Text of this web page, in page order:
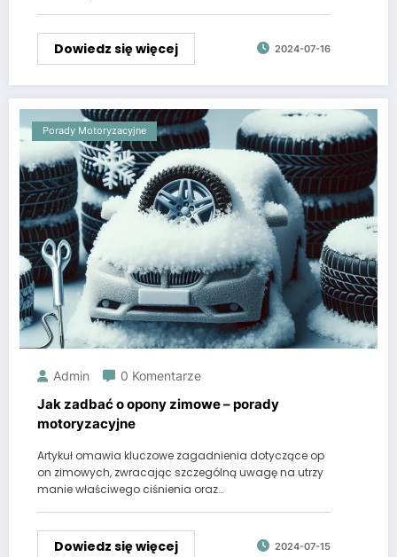
Dowiedz się więcej 2024-07-16
Porady Motoryzacyjne
Admin 0 Komentarze
Jak zadbać o opony zimowe – porady
motoryzacyjne
Artykuł omawia kluczowe zagadnienia dotyczące op
on zimowych, zwracając szczególną uwagę na utrzy
manie właściwego ciśnienia oraz…
Dowiedz się więcej 2024-07-15